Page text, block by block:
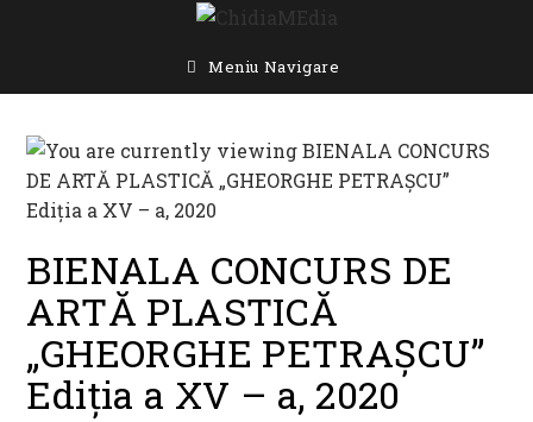
Meniu Navigare
BIENALA CONCURS DE
ARTĂ PLASTICĂ
„GHEORGHE PETRAŞCU”
Ediţia a XV – a, 2020